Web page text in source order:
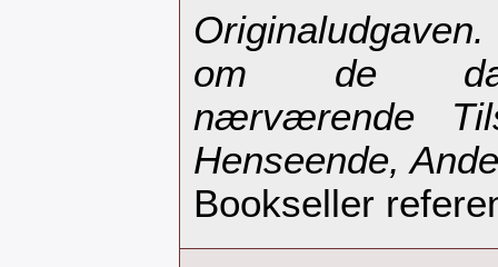
om de
nærværende
Henseende,
Bookseller